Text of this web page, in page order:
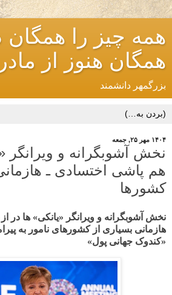
همه چیز را همگان
همگان هنوز از
بزرگمهر دانشمند
۱۴۰۴ مهر ۲۵, جمعه
نخش آشوبگرانه و ویرانگر
هم پاشی اختسادی ـ
کشورها
نخش آشوبگر انه و ویرانگر «یانکی» ها در
هازمانی بسیاری از کشورهای نامور به
«کندوک جهانی پول»